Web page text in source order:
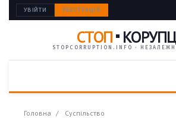
УВІЙТИ РЕЄСТРАЦІЯ
СТОП
STOPCORRUPTION.INFO ·
Головна Суспільство